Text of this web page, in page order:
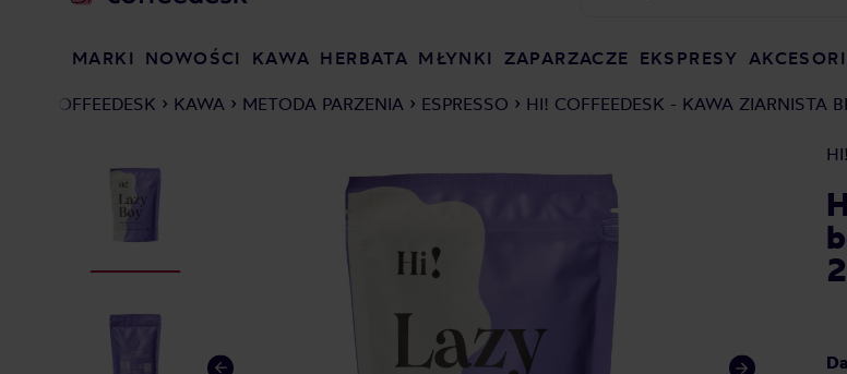
MARKI NOWOŚCI KAWA HERBATA MŁYNKI ZAPARZACZE EKSPRESY
COFFEEDESK KAWA METODA PARZENIA ESPRESSO HI! COFFEEDESK - KAWA ZIARNISTA